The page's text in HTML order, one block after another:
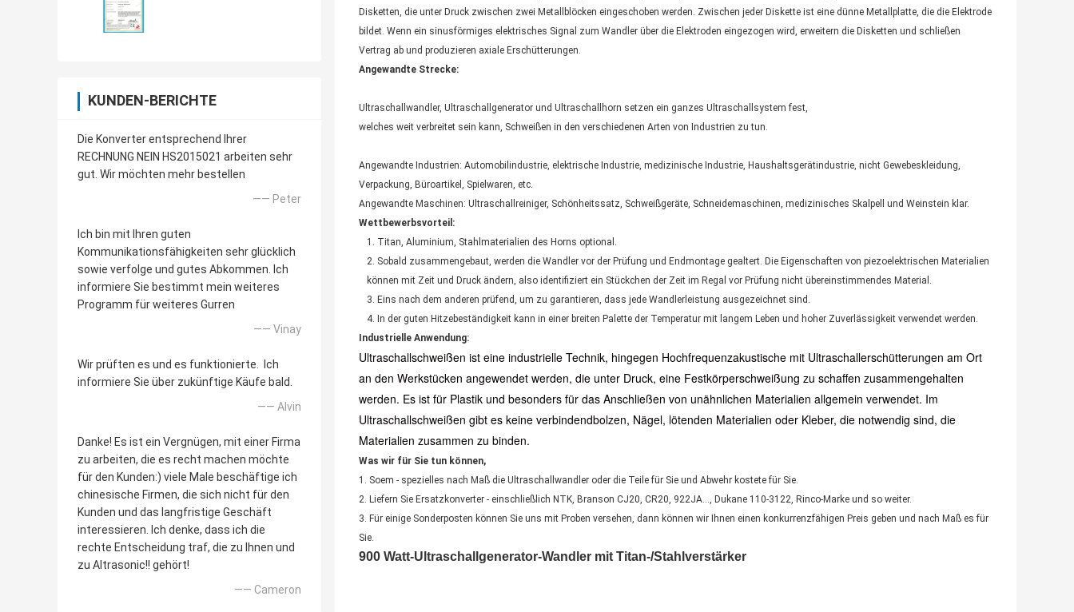
KUNDEN-BERICHTE
Die Konverter entsprechend Ihrer
RECHNUNG NEIN HS2015021 arbeiten sehr
gut. Wir möchten mehr bestellen
—— Peter
Ich bin mit Ihren guten
Kommunikationsfähigkeiten sehr glücklich
sowie verfolge und gutes Abkommen. Ich
informiere Sie bestimmt mein weiteres
Programm für weiteres Gurren
—— Vinay
Wir prüften es und es funktionierte. Ich
informiere Sie über zukünftige Käufe bald.
—— Alvin
Danke! Es ist ein Vergnügen, mit einer Firma
zu arbeiten, die es recht machen möchte
für den Kunden:) viele Male beschäftige ich
chinesische Firmen, die sich nicht für den
Kunden und das langfristige Geschäft
interessieren. Ich denke, dass ich die
rechte Entscheidung traf, die zu Ihnen und
zu Altrasonic!! gehört!
—— Cameron
Disketten, die unter Druck zwischen zwei Metallblöcken eingeschoben werden. Zwischen jeder Diskette ist eine dünne Metallplatte, die die Elektrode
bildet. Wenn ein sinusförmiges elektrisches Signal zum Wandler über die Elektroden eingezogen wird, erweitern die Disketten und schließen
Vertrag ab und produzieren axiale Erschütterungen.
Angewandte Strecke:
Ultraschallwandler, Ultraschallgenerator und Ultraschallhorn setzen ein ganzes Ultraschallsystem fest,
welches weit verbreitet sein kann, Schweißen in den verschiedenen Arten von Industrien zu tun.
Angewandte Industrien: Automobilindustrie, elektrische Industrie, medizinische Industrie, Haushaltsgerätindustrie, nicht Gewebeskleidung,
Verpackung, Büroartikel, Spielwaren, etc.
Angewandte Maschinen: Ultraschallreiniger, Schönheitssatz, Schweißgeräte, Schneidemaschinen, medizinisches Skalpell und Weinstein klar.
Wettbewerbsvorteil:
1. Titan, Aluminium, Stahlmaterialien des Horns optional.
2. Sobald zusammengebaut, werden die Wandler vor der Prüfung und Endmontage gealtert. Die Eigenschaften von piezoelektrischen Materialien
können mit Zeit und Druck ändern, also identifiziert ein Stückchen der Zeit im Regal vor Prüfung nicht übereinstimmendes Material.
3. Eins nach dem anderen prüfend, um zu garantieren, dass jede Wandlerleistung ausgezeichnet sind.
4. In der guten Hitzebeständigkeit kann in einer breiten Palette der Temperatur mit langem Leben und hoher Zuverlässigkeit verwendet werden.
Industrielle Anwendung:
Ultraschallschweißen ist eine industrielle Technik, hingegen Hochfrequenzakustische mit Ultraschallerschütterungen am Ort
an den Werkstücken angewendet werden, die unter Druck, eine Festkörperschweißung zu schaffen zusammengehalten
werden. Es ist für Plastik und besonders für das Anschließen von unähnlichen Materialien allgemein verwendet. Im
Ultraschallschweißen gibt es keine verbindendbolzen, Nägel, lötenden Materialien oder Kleber, die notwendig sind, die
Materialien zusammen zu binden.
Was wir für Sie tun können,
1. Soem - spezielles nach Maß die Ultraschallwandler oder die Teile für Sie und Abwehr kostete für Sie.
2. Liefern Sie Ersatzkonverter - einschließlich NTK, Branson CJ20, CR20, 922JA…, Dukane 110-3122, Rinco-Marke und so weiter.
3. Für einige Sonderposten können Sie uns mit Proben versehen, dann können wir Ihnen einen konkurrenzfähigen Preis geben und nach Maß es für
Sie.
900 Watt-Ultraschallgenerator-Wandler mit Titan-/Stahlverstärker